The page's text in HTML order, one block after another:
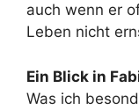
auch wenn er
Leben nicht
Ein Blick in
Was ich